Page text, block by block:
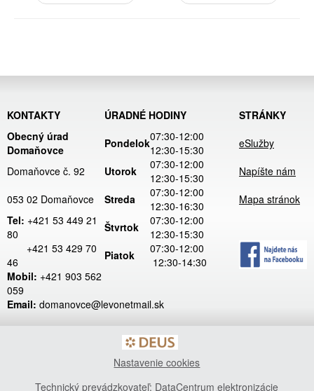
KONTAKTY ÚRADNÉ HODINY
STRÁNKY
Obecný úrad
Domaňovce
Pondelok07:30-12:00
12:30-15:30
eSlužby
Domaňovce č. 92
Utorok
07:30-12:00
12:30-15:30
Napíšte nám
053 02 Domaňovce
Streda
07:30-12:00
12:30-16:30
Mapa stránok
Tel: +421 53 449 21
80
Štvrtok
07:30-12:00
12:30-15:30
+421 53 429 70
46
Piatok
07:30-12:00
12:30-14:30
Mobil: +421 903 562
059
Email: domanovce@levonetmail.sk
Nastavenie cookies
Technický prevádzkovateľ: DataCentrum elektronizácie